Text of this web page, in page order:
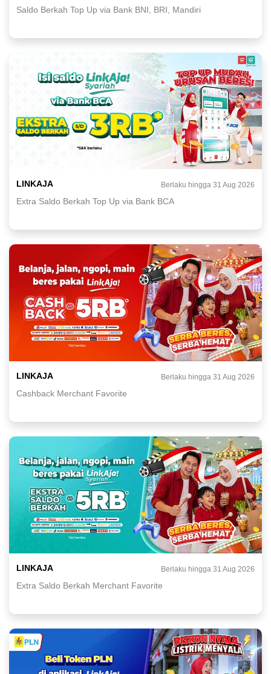
Saldo Berkah Top Up via Bank BNI, BRI, Mandiri
LINKAJA Berlaku hingga 31 Aug 2026
Extra Saldo Berkah Top Up via Bank BCA
LINKAJA Berlaku hingga 31 Aug 2026
Cashback Merchant Favorite
LINKAJA Berlaku hingga 31 Aug 2026
Extra Saldo Berkah Merchant Favorite